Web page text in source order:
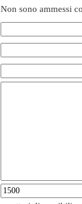
Non sono ammessi